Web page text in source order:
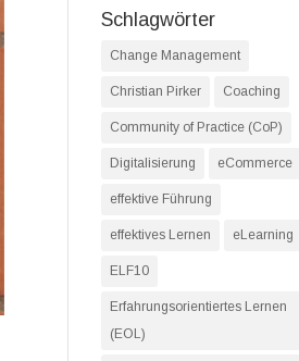
Schlagwörter
Change Management
Christian Pirker Coaching
Community of Practice (CoP)
Digitalisierung eCommerce
effektive Führung
effektives Lernen eLearning
ELF10
Erfahrungsorientiertes Lernen
(EOL)